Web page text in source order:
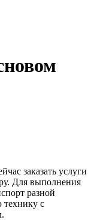
заказать услуги
Для выполнения
разной
технику с